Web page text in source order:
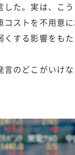
した。実は、こ
コストを不用意
する影響をもた
のどこがいけな